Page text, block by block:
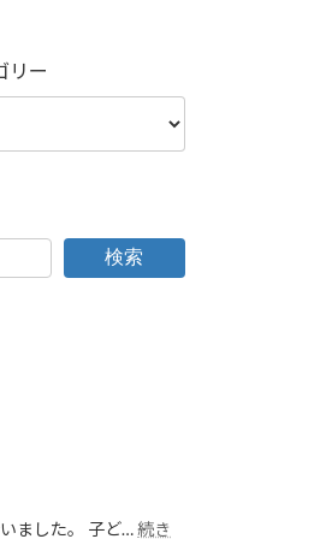
リー
検索
ました。 子ど…続き